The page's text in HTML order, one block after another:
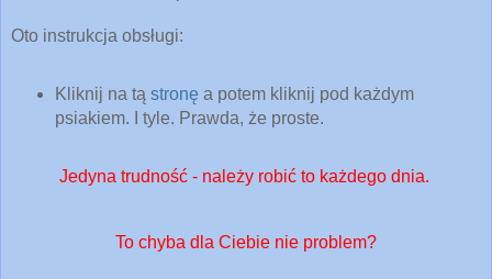
Oto instrukcja obsługi:
Kliknij na tą stronę a potem kliknij pod każdym
psiakiem. I tyle. Prawda, że proste.
Jedyna trudność - należy robić to każdego dnia.
To chyba dla Ciebie nie problem?